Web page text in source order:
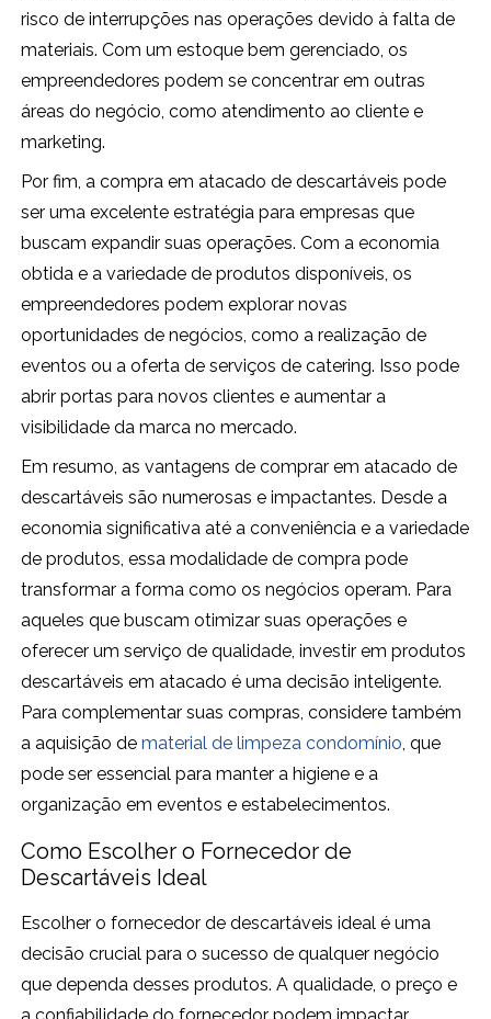
risco de interrupções nas operações devido à falta de
materiais. Com um estoque bem gerenciado, os
empreendedores podem se concentrar em outras
áreas do negócio, como atendimento ao cliente e
marketing.
Por fim, a compra em atacado de descartáveis pode
ser uma excelente estratégia para empresas que
buscam expandir suas operações. Com a economia
obtida e a variedade de produtos disponíveis, os
empreendedores podem explorar novas
oportunidades de negócios, como a realização de
eventos ou a oferta de serviços de catering. Isso pode
abrir portas para novos clientes e aumentar a
visibilidade da marca no mercado.
Em resumo, as vantagens de comprar em atacado de
descartáveis são numerosas e impactantes. Desde a
economia significativa até a conveniência e a variedade
de produtos, essa modalidade de compra pode
transformar a forma como os negócios operam. Para
aqueles que buscam otimizar suas operações e
oferecer um serviço de qualidade, investir em produtos
descartáveis em atacado é uma decisão inteligente.
Para complementar suas compras, considere também
a aquisição dematerial de limpeza condomínio, que
pode ser essencial para manter a higiene e a
organização em eventos e estabelecimentos.
Como Escolher o Fornecedor de
Descartáveis Ideal
Escolher o fornecedor de descartáveis ideal é uma
decisão crucial para o sucesso de qualquer negócio
que dependa desses produtos. A qualidade, o preço e